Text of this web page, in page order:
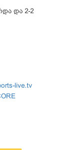
და 2-2
live.tv